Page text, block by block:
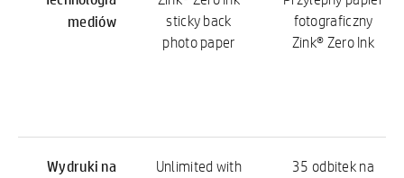
mediów
sticky back
photo paper
fotograficzny
Zink® Zero Ink
Wydruki na
Unlimited with
35 odbitek na